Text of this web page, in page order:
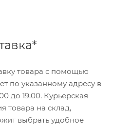
товара с помощью
по указанному адресу в
до 19.00. Курьерская
товара на склад,
выбрать удобное